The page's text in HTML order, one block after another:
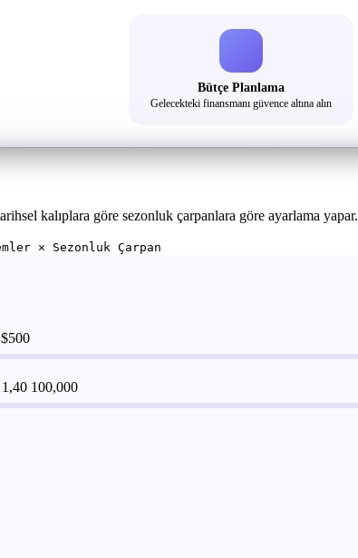
Bütçe Planlama
Gelecekteki finansmanı güvence altına alın
kalıplara göre sezonluk çarpanlara göre ayarlama yapar.
× Sezonluk Çarpan
$500
100,000